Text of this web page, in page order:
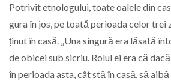
Potrivit etnologului, toate oalele din
gura în jos, pe toată perioada celor trei
ținut în casă. „Una singură era lăsată
de obicei sub sicriu. Rolul ei era că
în perioada asta, cât stă în casă, să